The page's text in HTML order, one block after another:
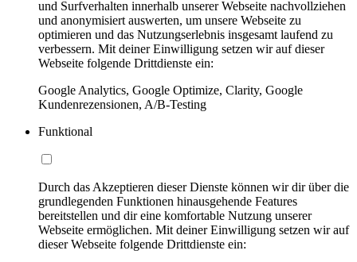
und Surfverhalten innerhalb unserer Webseite nachvollziehen
und anonymisiert auswerten, um unsere Webseite zu
optimieren und das Nutzungserlebnis insgesamt laufend zu
verbessern. Mit deiner Einwilligung setzen wir auf dieser
Webseite folgende Drittdienste ein:
Google Analytics, Google Optimize, Clarity, Google
Kundenrezensionen, A/B-Testing
Funktional
Durch das Akzeptieren dieser Dienste können wir dir über die
grundlegenden Funktionen hinausgehende Features
bereitstellen und dir eine komfortable Nutzung unserer
Webseite ermöglichen. Mit deiner Einwilligung setzen wir auf
dieser Webseite folgende Drittdienste ein: